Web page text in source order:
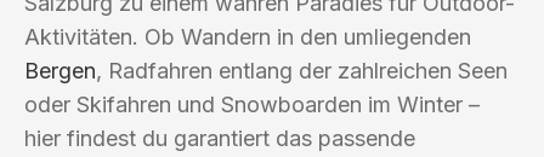
Aktivitäten. Ob Wandern in den umliegenden
Bergen, Radfahren entlang der zahlreichen Seen
oder Skifahren und Snowboarden im Winter –
hier findest du garantiert das passende